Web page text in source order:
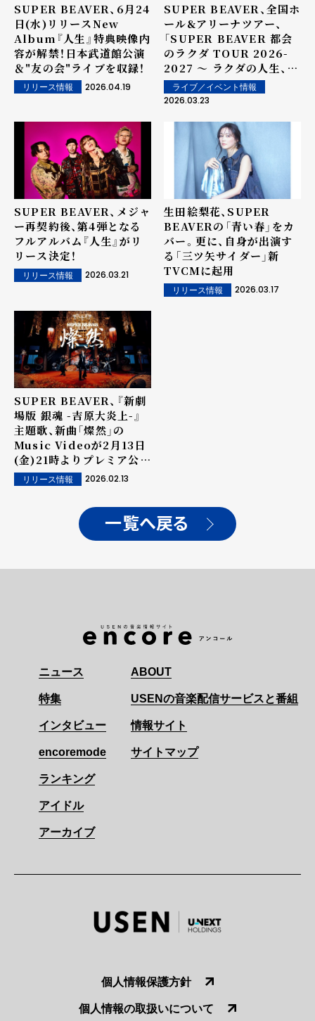
SUPER BEAVER、6月24
日(水)リリースNew
Album『人生』特典映像内
容が解禁！日本武道館公演
＆"友の会"ライブを収録！
リリース情報 2026.04.19
SUPER BEAVER、全国ホ
ール&アリーナツアー、
「SUPER BEAVER 都会
のラクダ TOUR 2026-
2027 〜 ラクダの人生、ゴ
ーゴーゴー 〜」の開催が決
定！！
ライブ／イベント情報
2026.03.23
SUPER BEAVER、メジャ
ー再契約後、第4弾となる
フルアルバム『人生』がリ
リース決定！
リリース情報 2026.03.21
生田絵梨花、SUPER
BEAVERの「青い春」をカ
バー。更に、自身が出演す
る「三ツ矢サイダー」新
TVCMに起用
リリース情報 2026.03.17
SUPER BEAVER、『新劇
場版 銀魂 -吉原大炎上-』
主題歌、新曲「燦然」の
Music Videoが2月13日
(金)21時よりプレミア公開
決定！
リリース情報 2026.02.13
一覧へ戻る
ニュース
特集
インタビュー
encoremode
ランキング
アイドル
アーカイブ
ABOUT
USENの音楽配信サービスと番組
情報サイト
サイトマップ
個人情報保護方針
個人情報の取扱いについて